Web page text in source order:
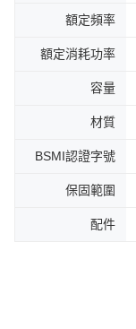
額定頻率
額定消耗功率
容量
材質
BSMI認證字號
保固範圍
配件